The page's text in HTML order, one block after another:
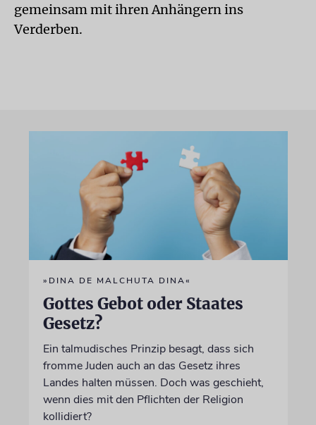
gemeinsam mit ihren Anhängern ins
Verderben.
»DINA DE MALCHUTA DINA«
Gottes Gebot oder Staates
Gesetz?
Ein talmudisches Prinzip besagt, dass sich
fromme Juden auch an das Gesetz ihres
Landes halten müssen. Doch was geschieht,
wenn dies mit den Pflichten der Religion
kollidiert?